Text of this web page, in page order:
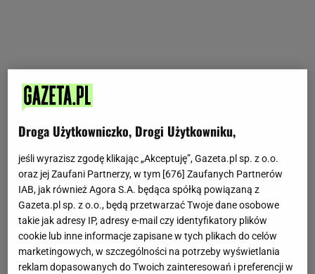
Droga Użytkowniczko, Drogi Użytkowniku,
jeśli wyrazisz zgodę klikając „Akceptuję”, Gazeta.pl sp. z o.o.
oraz jej Zaufani Partnerzy, w tym [676] Zaufanych Partnerów
IAB, jak również Agora S.A. będąca spółką powiązaną z
Gazeta.pl sp. z o.o., będą przetwarzać Twoje dane osobowe
takie jak adresy IP, adresy e-mail czy identyfikatory plików
cookie lub inne informacje zapisane w tych plikach do celów
marketingowych, w szczególności na potrzeby wyświetlania
reklam dopasowanych do Twoich zainteresowań i preferencji w